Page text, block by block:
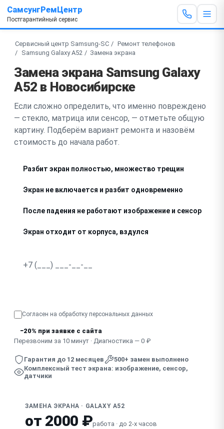
СамсунгРемЦентр
Постгарантийный сервис
Сервисный центр Samsung-SC
Ремонт телефонов
Samsung Galaxy A52
Замена экрана
Замена экрана Samsung Galaxy
A52 в Новосибирске
Если сложно определить, что именно повреждено
— стекло, матрица или сенсор, — отметьте общую
картину. Подберём вариант ремонта и назовём
стоимость до начала работ.
Разбит экран полностью, множество трещин
Экран не включается и разбит одновременно
После падения не работают изображение и сенсор
Экран отходит от корпуса, вздулся
Согласен на обработку персональных данных
−20% при заявке с сайта
Перезвоним за 10 минут · Диагностика — 0 ₽
Гарантия до 12 месяцев
500+ замен выполнено
Комплексный тест экрана: изображение, сенсор,
датчики
ЗАМЕНА ЭКРАНА · GALAXY A52
от 2000 ₽работа · до 2-х часов